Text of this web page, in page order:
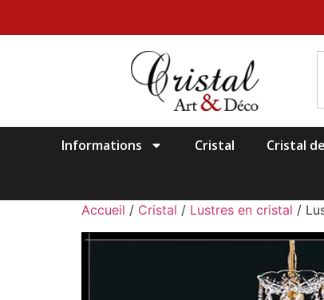
Informations Cristal Cristal
Accueil / Cristal / Lustres en cristal /